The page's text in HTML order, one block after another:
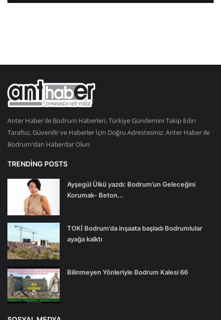
Anter Haber ile Bodrum Haberleri, Türkiye Gündemini Takip Edin
Tarafsız, Güvenilir ve Haberler İçin Doğru Adrestesiniz. Anter Haber ile
Bodrum'dan Haberdar Olun
TRENDING POSTS
Ayşegül Ülkü yazdı: Bodrum’un Geleceğini
Korumak- Beton...
TOKİ Bodrum’da inşaata başladı Bodrumlular
ayağa kalktı
Bilinmeyen Yönleriyle Bodrum Kalesi 66